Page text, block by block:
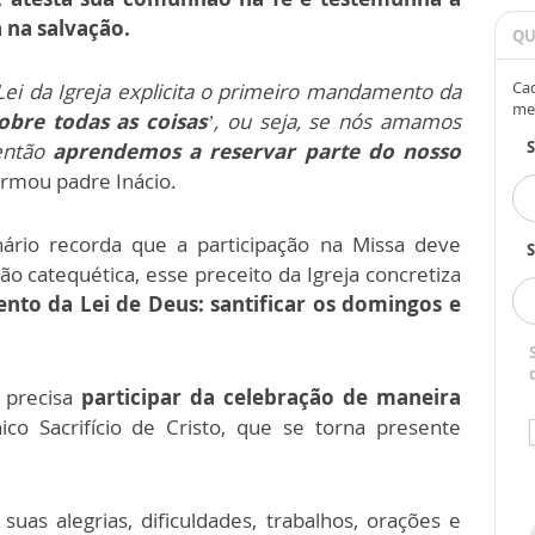
salvação.
da Igreja explicita o primeiro mandamento da
todas as coisas’, ou seja, se nós amamos
aprendemos a reservar parte do nosso
padre Inácio.
recorda que a participação na Missa deve
catequética, esse preceito da Igreja concretiza
da Lei de Deus: santificar os domingos e
participar da celebração de maneira
Sacrifício de Cristo, que se torna presente
alegrias, dificuldades, trabalhos, orações e